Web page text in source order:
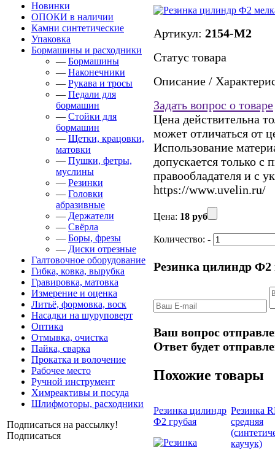
Новинки
ОПОКИ в наличии
Камни синтетические
Упаковка
Бормашины и расходники
— Бормашины
— Наконечники
— Рукава и тросы
— Педали для
бормашин
— Стойки для
бормашин
— Щетки, крацовки,
матовки
— Пушки, фетры,
муслины
— Резинки
— Головки
абразивные
— Держатели
— Свёрла
— Боры, фрезы
— Диски отрезные
Галтовочное оборудование
Гибка, ковка, вырубка
Гравировка, матовка
Измерение и оценка
Литьё, формовка, воск
Насадки на шуруповерт
Оптика
Отмывка, очистка
Пайка, сварка
Прокатка и волочение
Рабочее место
Ручной инструмент
Химреактивы и посуда
Шлифмоторы, расходники
Подписаться на рассылку!
Подписаться
Артикул: 2154-М2
Статус товара
Описание /
Задать вопрос о товаре
Цена действительна
может отличаться от
Использование
допускается только с
правообладателя и с
https://www.uvelin.ru/
Цена: 18 руб
Количество: -
Резинка цилиндр Ф2
Ваш вопрос
Ответ будет
Похожие товары
Резинка цилиндр
Ф2 грубая
Резинка
средняя
каучук)